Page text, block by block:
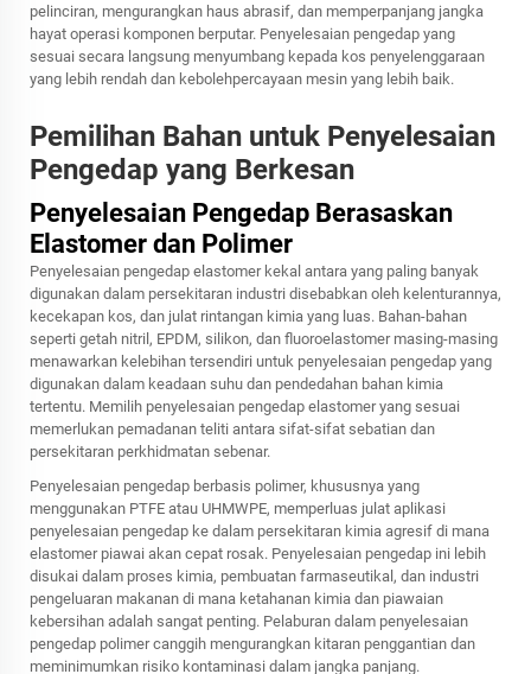
pelinciran, mengurangkan haus abrasif, dan memperpanjang jangka
hayat operasi komponen berputar. Penyelesaian pengedap yang
sesuai secara langsung menyumbang kepada kos penyelenggaraan
yang lebih rendah dan kebolehpercayaan mesin yang lebih baik.
Pemilihan Bahan untuk Penyelesaian
Pengedap yang Berkesan
Penyelesaian Pengedap Berasaskan
Elastomer dan Polimer
Penyelesaian pengedap elastomer kekal antara yang paling banyak
digunakan dalam persekitaran industri disebabkan oleh kelenturannya,
kecekapan kos, dan julat rintangan kimia yang luas. Bahan-bahan
seperti getah nitril, EPDM, silikon, dan fluoroelastomer masing-masing
menawarkan kelebihan tersendiri untuk penyelesaian pengedap yang
digunakan dalam keadaan suhu dan pendedahan bahan kimia
tertentu. Memilih penyelesaian pengedap elastomer yang sesuai
memerlukan pemadanan teliti antara sifat-sifat sebatian dan
persekitaran perkhidmatan sebenar.
Penyelesaian pengedap berbasis polimer, khususnya yang
menggunakan PTFE atau UHMWPE, memperluas julat aplikasi
penyelesaian pengedap ke dalam persekitaran kimia agresif di mana
elastomer piawai akan cepat rosak. Penyelesaian pengedap ini lebih
disukai dalam proses kimia, pembuatan farmaseutikal, dan industri
pengeluaran makanan di mana ketahanan kimia dan piawaian
kebersihan adalah sangat penting. Pelaburan dalam penyelesaian
pengedap polimer canggih mengurangkan kitaran penggantian dan
meminimumkan risiko kontaminasi dalam jangka panjang.